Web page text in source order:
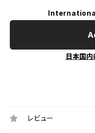
日本国
レビュー